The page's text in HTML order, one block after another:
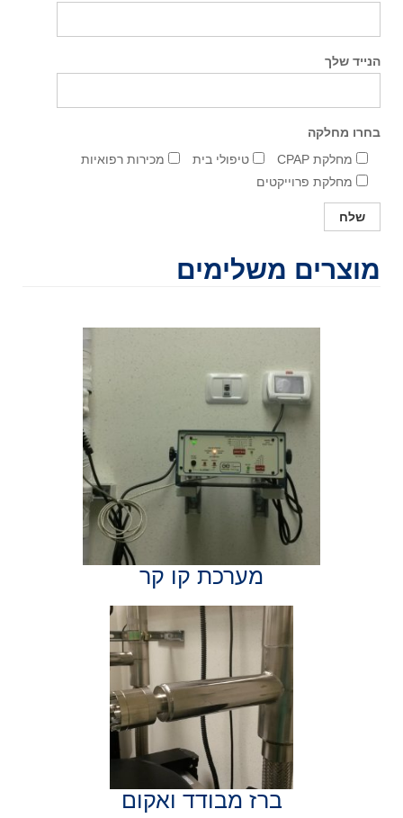
הנייד שלך
בחרו מחלקה
מחלקת CPAP
טיפולי בית
מכירות רפואיות
מחלקת פרוייקטים
מוצרים משלימים
מערכת קו קר
ברז מבודד ואקום